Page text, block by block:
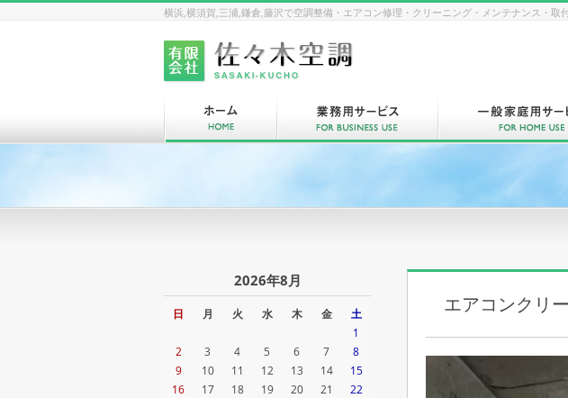
横浜,横須賀,三浦,鎌倉,藤沢で空調整備・エアコン修理・クリーニング・メンテナンス・取
エアコンクリ
2026年8月
日 月 火 水 木 金 土
1
2
3 4 5 6 7
8
9
10 11 12 13 14
15
16
17 18 19 20 21
22